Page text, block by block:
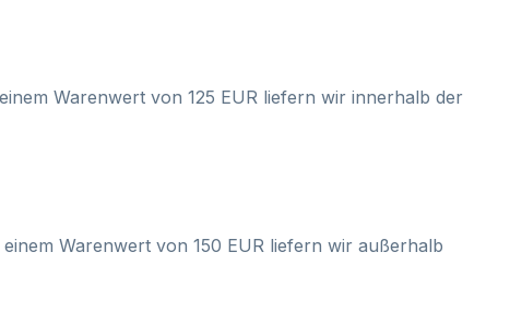
Warenwert von 125 EUR liefern wir innerhalb der
Warenwert von 150 EUR liefern wir außerhalb